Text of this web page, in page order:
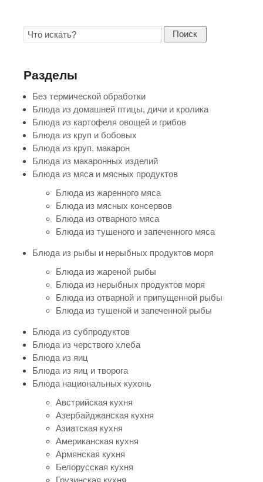
Поиск
Разделы
Без термической обработки
Блюда из домашней птицы, дичи и кролика
Блюда из картофеля овощей и грибов
Блюда из круп и бобовых
Блюда из круп, макарон
Блюда из макаронных изделий
Блюда из мяса и мясных продуктов
Блюда из жаренного мяса
Блюда из мясных консервов
Блюда из отварного мяса
Блюда из тушеного и запеченного мяса
Блюда из рыбы и нерыбных продуктов моря
Блюда из жареной рыбы
Блюда из нерыбных продуктов моря
Блюда из отварной и припущенной рыбы
Блюда из тушеной и запеченной рыбы
Блюда из субпродуктов
Блюда из черствого хлеба
Блюда из яиц
Блюда из яиц и творога
Блюда национальных кухонь
Австрийская кухня
Азербайджанская кухня
Азиатская кухня
Американская кухня
Армянская кухня
Белорусская кухня
Грузинская кухня